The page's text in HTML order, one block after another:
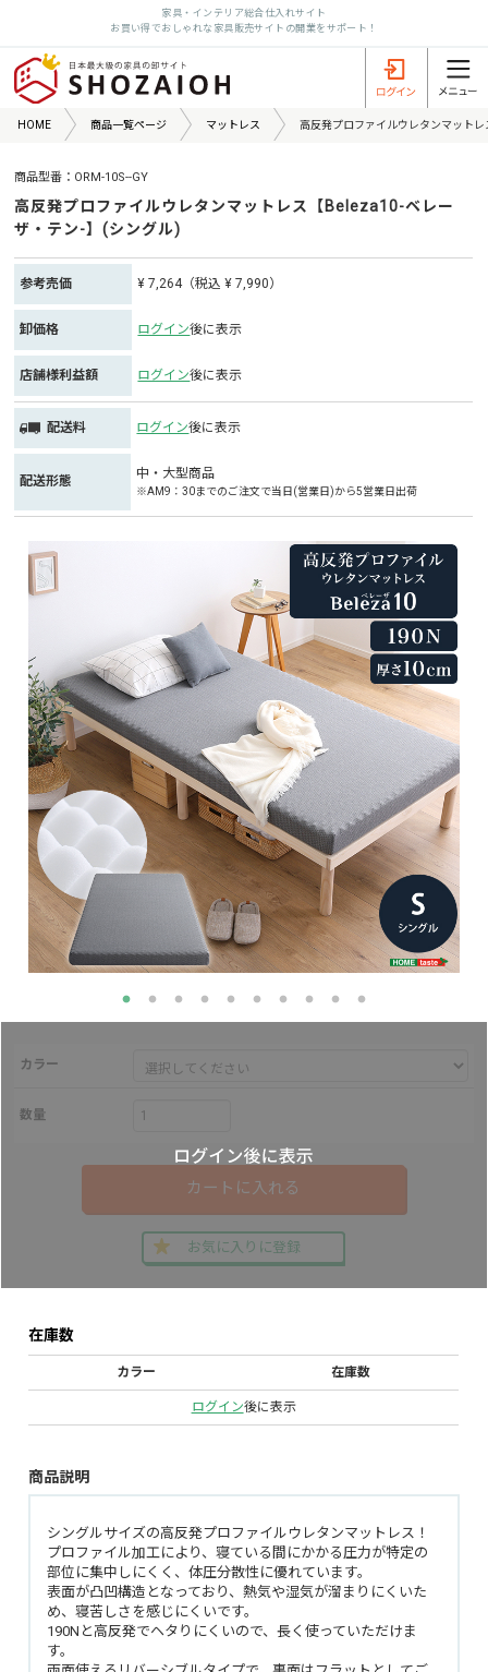
家具・インテリア総合仕入れサイト
お買い得でおしゃれな家具販売サイトの開業をサポート！
HOME 商品一覧ページ マットレス 高反発プロファイルウレタンマット
商品型番：ORM-10S--GY
高反発プロファイルウレタンマットレス【Beleza10-ベレー
ザ・テン-】(シングル)
参考売価 ¥ 7,264（税込 ¥ 7,990）
卸価格 ログイン後に表示
店舗様利益額 ログイン後に表示
配送料 ログイン後に表示
配送形態 中・大型商品
※AM9：30までのご注文で当日(営業日)から5営業日出荷
カラー
数量
カートに入れる
お気に入りに登録
在庫数
カラー 在庫数
ログイン後に表示
商品説明
シングルサイズの高反発プロファイルウレタンマットレス！
プロファイル加工により、寝ている間にかかる圧力が特定の
部位に集中しにくく、体圧分散性に優れています。
表面が凸凹構造となっており、熱気や湿気が溜まりにくいた
め、寝苦しさを感じにくいです。
190Nと高反発でヘタりにくいので、長く使っていただけま
す。